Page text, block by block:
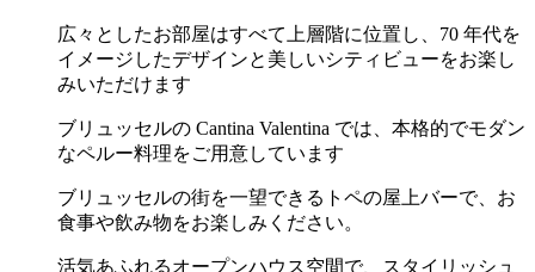
広々としたお部屋はすべて上層階に位置し、70 年代を
イメージしたデザインと美しいシティビューをお楽し
みいただけます
ブリュッセルの Cantina Valentina では、本格的でモダン
なペルー料理をご用意しています
ブリュッセルの街を一望できるトペの屋上バーで、お
食事や飲み物をお楽しみください。
活気あふれるオープンハウス空間で、スタイリッシュ